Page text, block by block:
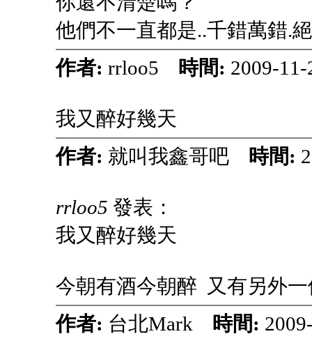
他們不一直都是..千錯萬錯.
作者: rrloo5 時間: 2009-
我又醉好幾天
作者: 就叫我鑫哥吧 時間:
rrloo5 發表：
我又醉好幾天
今朝有酒今朝醉 又有另外
作者: 台北Mark 時間: